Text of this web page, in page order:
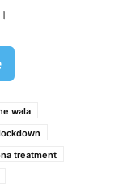
wala
treatment